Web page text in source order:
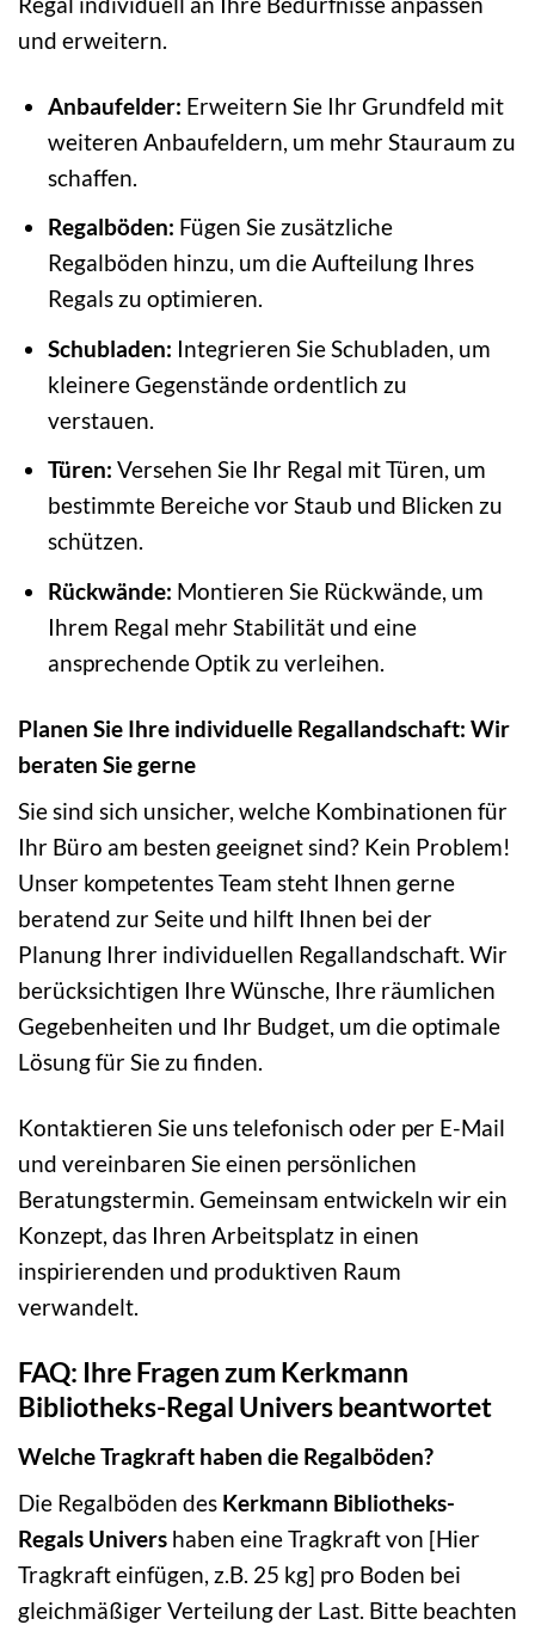
und erweitern.
Anbaufelder: Erweitern Sie Ihr Grundfeld mit
weiteren Anbaufeldern, um mehr Stauraum zu
schaffen.
Regalböden: Fügen Sie zusätzliche
Regalböden hinzu, um die Aufteilung Ihres
Regals zu optimieren.
Schubladen: Integrieren Sie Schubladen, um
kleinere Gegenstände ordentlich zu
verstauen.
Türen: Versehen Sie Ihr Regal mit Türen, um
bestimmte Bereiche vor Staub und Blicken zu
schützen.
Rückwände: Montieren Sie Rückwände, um
Ihrem Regal mehr Stabilität und eine
ansprechende Optik zu verleihen.
Planen Sie Ihre individuelle Regallandschaft: Wir
beraten Sie gerne
Sie sind sich unsicher, welche Kombinationen für
Ihr Büro am besten geeignet sind? Kein Problem!
Unser kompetentes Team steht Ihnen gerne
beratend zur Seite und hilft Ihnen bei der
Planung Ihrer individuellen Regallandschaft. Wir
berücksichtigen Ihre Wünsche, Ihre räumlichen
Gegebenheiten und Ihr Budget, um die optimale
Lösung für Sie zu finden.
Kontaktieren Sie uns telefonisch oder per E-Mail
und vereinbaren Sie einen persönlichen
Beratungstermin. Gemeinsam entwickeln wir ein
Konzept, das Ihren Arbeitsplatz in einen
inspirierenden und produktiven Raum
verwandelt.
FAQ: Ihre Fragen zum Kerkmann
Bibliotheks-Regal Univers beantwortet
Welche Tragkraft haben die Regalböden?
Die Regalböden des Kerkmann Bibliotheks-
Regals Univers haben eine Tragkraft von [Hier
Tragkraft einfügen, z.B. 25 kg] pro Boden bei
gleichmäßiger Verteilung der Last. Bitte beachten